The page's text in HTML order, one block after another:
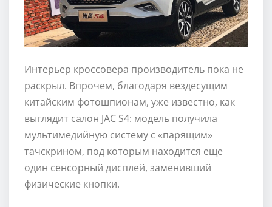
Интерьер кроссовера производитель пока не
раскрыл. Впрочем, благодаря вездесущим
китайским фотошпионам, уже известно, как
выглядит салон JAC S4: модель получила
мультимедийную систему с «парящим»
тачскрином, под которым находится еще
один сенсорный дисплей, заменивший
физические кнопки.